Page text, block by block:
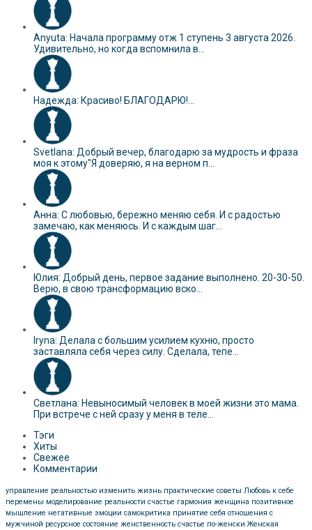
Anyuta: Начала программу отж 1 ступень 3 августа 2026.
Удивительно, но когда вспомнила в...
Надежда: Красиво! БЛАГОДАРЮ!...
Svetlana: Добрый вечер, благодарю за мудрость и фраза
моя к этому"Я доверяю, я на верном п...
Анна: С любовью, бережно меняю себя. И с радостью
замечаю, как меняюсь. И с каждым шаг...
Юлия: Добрый день, первое задание выполнено. 20-30-50.
Верю, в свою трансформацию вско...
Iryna: Делала с большим усилием кухню, просто
заставляла себя через силу. Сделала, тепе...
Светлана: Невыносимый человек в моей жизни это мама.
При встрече с ней сразу у меня в теле...
Тэги
Хиты
Свежее
Комментарии
управление реальностью изменить жизнь практические советы Любовь к себе
перемены моделирование реальности счастье гармония женщина позитивное
мышление негативные эмоции самокритика принятие себя отношения с
мужчиной ресурсное состояние женственность счастье по-женски Женская